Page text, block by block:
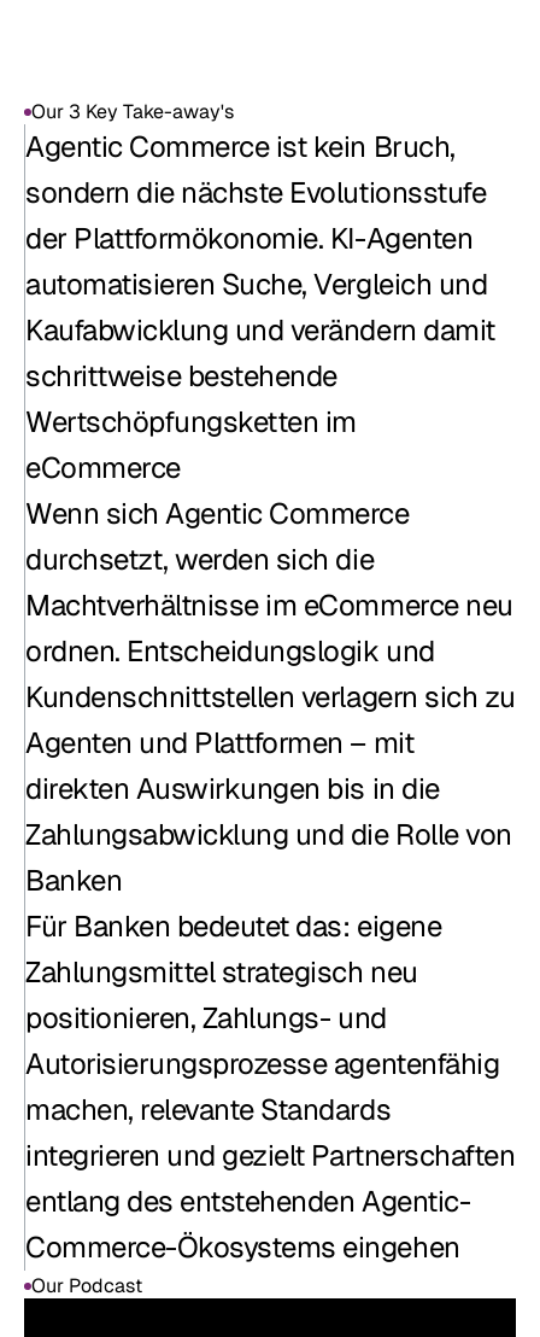
Our 3 Key Take-away's
Our 3 Key Take-away's
Agentic Commerce ist kein Bruch,
sondern die nächste Evolutionsstufe
der Plattformökonomie. KI-Agenten
automatisieren Suche, Vergleich und
Kaufabwicklung und verändern damit
schrittweise bestehende
Wertschöpfungsketten im
eCommerce
Wenn sich Agentic Commerce
durchsetzt, werden sich die
Machtverhältnisse im eCommerce neu
ordnen. Entscheidungslogik und
Kundenschnittstellen verlagern sich zu
Agenten und Plattformen – mit
direkten Auswirkungen bis in die
Zahlungsabwicklung und die Rolle von
Banken
Für Banken bedeutet das: eigene
Zahlungsmittel strategisch neu
positionieren, Zahlungs- und
Autorisierungsprozesse agentenfähig
machen, relevante Standards
integrieren und gezielt Partnerschaften
entlang des entstehenden Agentic-
Commerce-Ökosystems eingehen
Our Podcast
Our Podcast